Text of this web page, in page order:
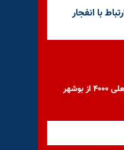
با انفجار
بوشهر